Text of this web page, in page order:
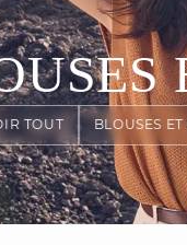
TOUT BLOUSES